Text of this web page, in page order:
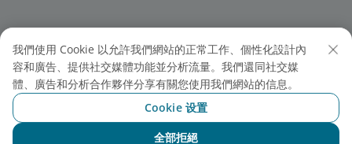
越南航空台北分公司
地址: 10458台北市中山區松江路146號7樓
電話: +886 2 25678286
我們使用 Cookie 以允許我們網站的正常工作、個性化設計內
容和廣告、提供社交媒體功能並分析流量。我們還同社交媒
體、廣告和分析合作夥伴分享有關您使用我們網站的信息。
Cookie 设置
全部拒絕